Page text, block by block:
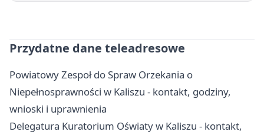
Przydatne dane teleadresowe
Powiatowy Zespoł do Spraw Orzekania o
Niepełnosprawności w Kaliszu - kontakt, godziny,
wnioski i uprawnienia
Delegatura Kuratorium Oświaty w Kaliszu - kontakt,